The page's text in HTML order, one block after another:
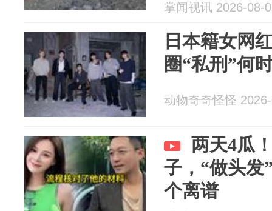
掌闻视讯 2026-08-
日本籍女网
圈“私刑”何
动物奇奇怪怪
两天4瓜
子，“做头发
个离谱